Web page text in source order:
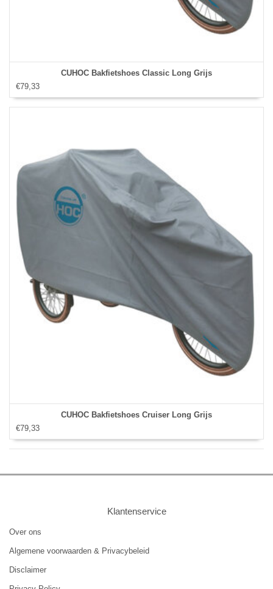
CUHOC Bakfietshoes Classic Long Grijs
€79,33
CUHOC Bakfietshoes Cruiser Long Grijs
€79,33
Klantenservice
Over ons
Algemene voorwaarden & Privacybeleid
Disclaimer